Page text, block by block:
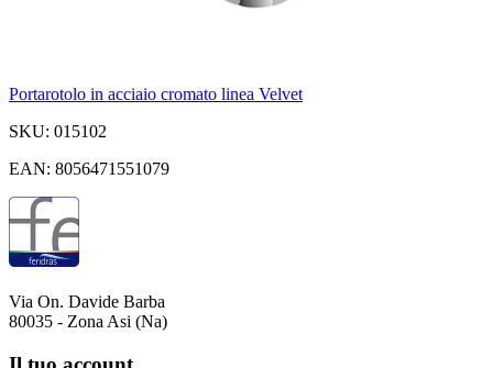
Portarotolo in acciaio cromato linea Velvet
SKU: 015102
EAN: 8056471551079
Via On. Davide Barba
80035 - Zona Asi (Na)